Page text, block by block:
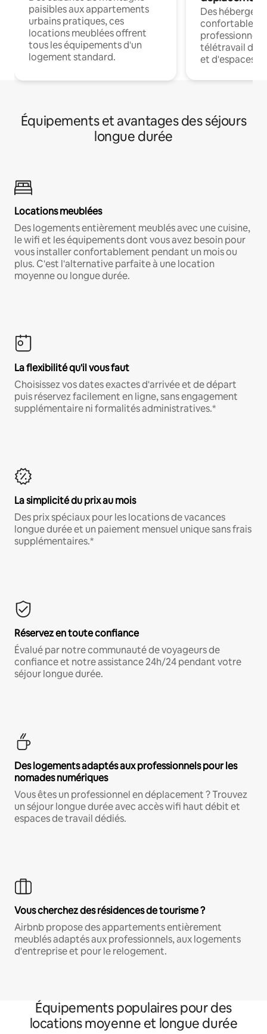
paisibles aux appartements
urbains pratiques, ces
locations meublées offrent
tous les équipements d'un
logement standard.
Des
confortables
professionnels
télétravail
et d'espaces
Équipements et avantages des séjours
longue durée
Locations meublées
Des logements entièrement meublés avec une cuisine,
le wifi et les équipements dont vous avez besoin pour
vous installer confortablement pendant un mois ou
plus. C'est l'alternative parfaite à une location
moyenne ou longue durée.
La flexibilité qu'il vous faut
Choisissez vos dates exactes d'arrivée et de départ
puis réservez facilement en ligne, sans engagement
supplémentaire ni formalités administratives.*
La simplicité du prix au mois
Des prix spéciaux pour les locations de vacances
longue durée et un paiement mensuel unique sans frais
supplémentaires.*
Réservez en toute confiance
Évalué par notre communauté de voyageurs de
confiance et notre assistance 24h/24 pendant votre
séjour longue durée.
Des logements adaptés aux professionnels pour les
nomades numériques
Vous êtes un professionnel en déplacement ? Trouvez
un séjour longue durée avec accès wifi haut débit et
espaces de travail dédiés.
Vous cherchez des résidences de tourisme ?
Airbnb propose des appartements entièrement
meublés adaptés aux professionnels, aux logements
d'entreprise et pour le relogement.
Équipements populaires pour des
locations moyenne et longue durée